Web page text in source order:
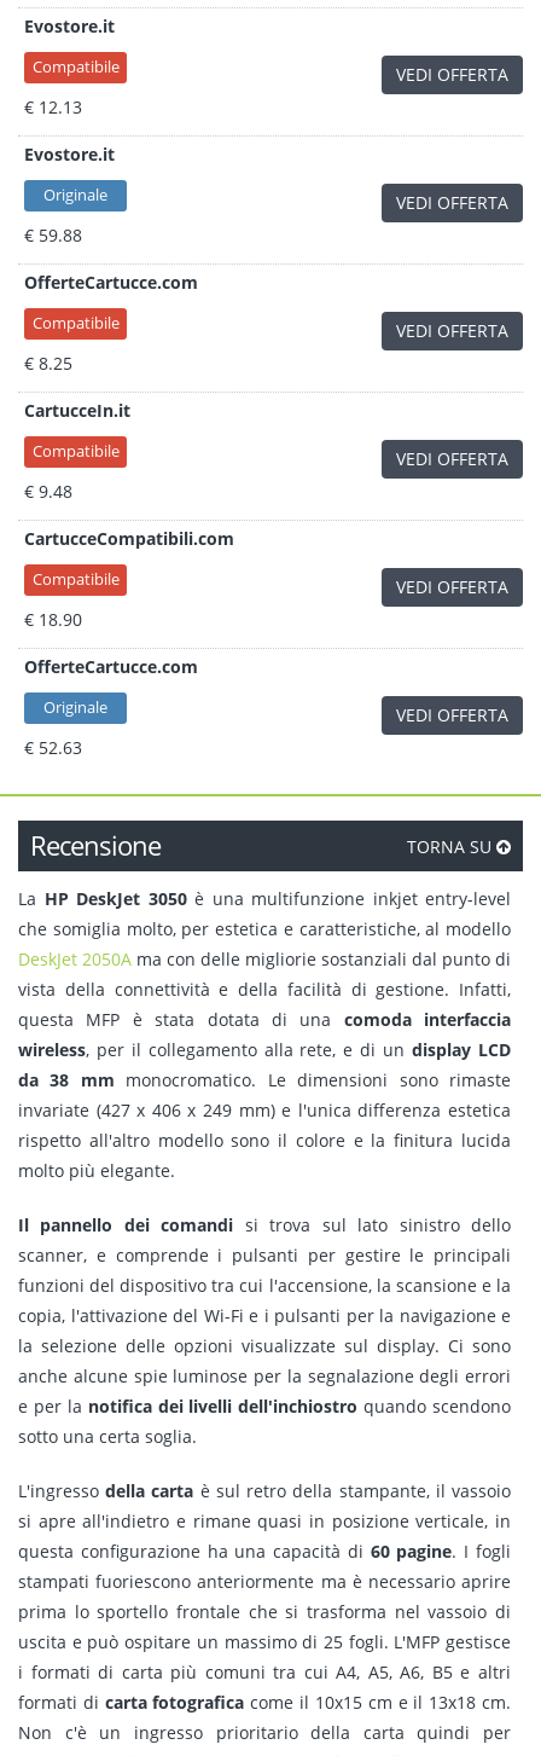
Evostore.it
Compatibile
€ 12.13
VEDI OFFERTA
Evostore.it
Originale
€ 59.88
VEDI OFFERTA
OfferteCartucce.com
Compatibile
€ 8.25
VEDI OFFERTA
CartucceIn.it
Compatibile
€ 9.48
VEDI OFFERTA
CartucceCompatibili.com
Compatibile
€ 18.90
VEDI OFFERTA
OfferteCartucce.com
Originale
€ 52.63
VEDI OFFERTA
Recensione TORNA SU
La HP DeskJet 3050è una multifunzione inkjet entry-level
che somiglia molto, per estetica e caratteristiche, al modello
DeskJet 2050A ma con delle migliorie sostanziali dal punto di
vista della connettività e della facilità di gestione. Infatti,
questa MFP è stata dotata di una comoda interfaccia
wireless, per il collegamento alla rete, e di undisplay LCD
da 38 mm monocromatico. Le dimensioni sono rimaste
invariate (427 x 406 x 249 mm) e l'unica differenza estetica
rispetto all'altro modello sono il colore e la finitura lucida
molto più elegante.
Il pannello dei comandi si trova sul lato sinistro dello
scanner, e comprende i pulsanti per gestire le principali
funzioni del dispositivo tra cui l'accensione, la scansione e la
copia, l'attivazione del Wi-Fi e i pulsanti per la navigazione e
la selezione delle opzioni visualizzate sul display. Ci sono
anche alcune spie luminose per la segnalazione degli errori
e per la notifica dei livelli dell'inchiostro quando scendono
sotto una certa soglia.
L'ingressodella carta è sul retro della stampante, il vassoio
si apre all'indietro e rimane quasi in posizione verticale, in
questa configurazione ha una capacità di 60 pagine. I fogli
stampati fuoriescono anteriormente ma è necessario aprire
prima lo sportello frontale che si trasforma nel vassoio di
uscita e può ospitare un massimo di 25 fogli. L'MFP gestisce
i formati di carta più comuni tra cui A4, A5, A6, B5 e altri
formati di carta fotografica come il 10x15 cm e il 13x18 cm.
Non c'è un ingresso prioritario della carta quindi per